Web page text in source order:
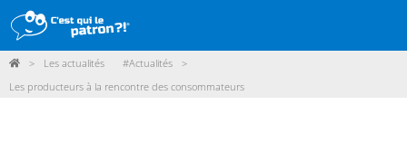
DÉMARCHE
> Les actualités #Actualités
>
Les producteurs à la rencontre des consommateurs